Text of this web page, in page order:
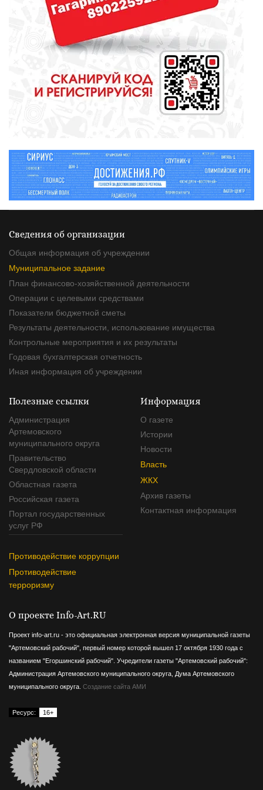
вскармливании
СПОРТ
полицейского
Сведения об организации
Общая информация об учреждении
Муниципальное задание
План финансово-хозяйственной деятельности
Операции с целевыми средствами
Показатели бюджетной сметы
Результаты деятельности, использование имущества
Контрольные мероприятия и их результаты
Годовая бухгалтерская отчетность
Иная информация об учреждении
Полезные ссылки
Администрация
Артемовского
муниципального округа
Правительство
Свердловской области
Областная газета
Российская газета
Портал государственных
услуг РФ
Противодействие коррупции
Противодействие
терроризму
Информация
О газете
Истории
Новости
Власть
ЖКХ
Архив газеты
Контактная информация
О проекте Info-Art.RU
Проект info-art.ru - это официальная электронная версия муниципальной газеты
"Артемовский рабочий", первый номер которой вышел 17 октября 1930 года с
названием "Егоршинский рабочий". Учредители газеты "Артемовский рабочий":
Администрация Артемовского муниципального округа, Дума Артемовского
муниципального округа. Создание сайта АМИ
Ресурс: 16+